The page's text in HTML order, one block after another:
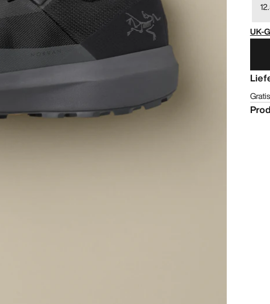
UK-